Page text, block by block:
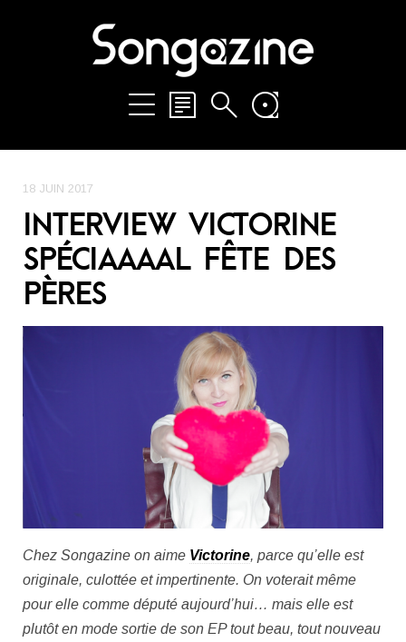
18 JUIN 2017
INTERVIEW VICTORINE
SPÉCIAAAAL FÊTE DES
PÈRES
Chez Songazine on aime Victorine, parce qu’elle est
originale, culottée et impertinente. On voterait même
pour elle comme député aujourd’hui… mais elle est
plutôt en mode sortie de son EP tout beau, tout nouveau